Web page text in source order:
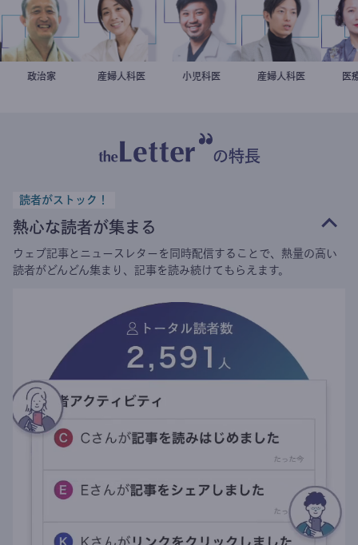
小坂英二
政治家 稲葉可奈子
産婦人科医 今西洋介
小児科医 重見大介
産婦人科医
の特長
読者がストック！
熱心な読者が集まる
ウェブ記事とニュースレターを同時配信することで、熱量の高い
読者がどんどん集まり、記事を読み続けてもらえます。